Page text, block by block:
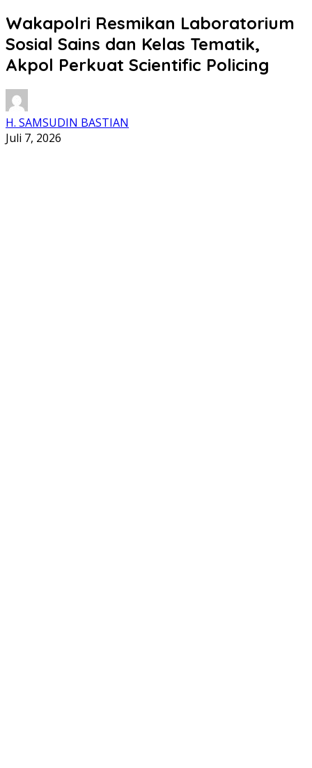
Wakapolri Resmikan Laboratorium
Sosial Sains dan Kelas Tematik,
Akpol Perkuat Scientific Policing
H. SAMSUDIN BASTIAN
Juli 7, 2026